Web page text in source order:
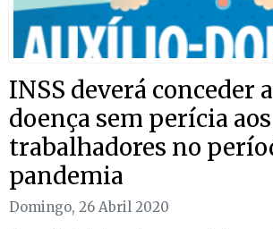
INSS deverá conceder
doença sem perícia aos
trabalhadores no
pandemia
Domingo, 26 Abril 2020